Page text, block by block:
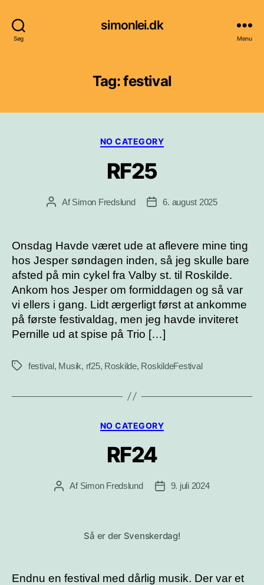
Søg
simonlei.dk
Menu
Tag:festival
Kategorier
NO CATEGORY
RF25
Indlægsforfatter
AfSimon Fredslund Indlægsdato
6. august 2025
Onsdag Havde været ude at aflevere mine ting
hos Jesper søndagen inden, så jeg skulle bare
afsted på min cykel fra Valby st. til Roskilde.
Ankom hos Jesper om formiddagen og så var
vi ellers i gang. Lidt ærgerligt først at ankomme
på første festivaldag, men jeg havde inviteret
Pernille ud at spise på Trio […]
Tagsfestival, Musik, rf25, Roskilde, RoskildeFestival
Kategorier
NO CATEGORY
RF24
Indlægsforfatter
Af Simon Fredslund Indlægsdato
9. juli 2024
Så er der Svenskerdag!
Endnu en festival med dårlig musik. Der var et